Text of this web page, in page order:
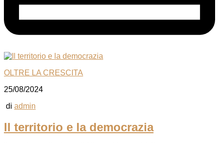
OLTRE LA CRESCITA
25/08/2024
di admin
Il territorio e la democrazia